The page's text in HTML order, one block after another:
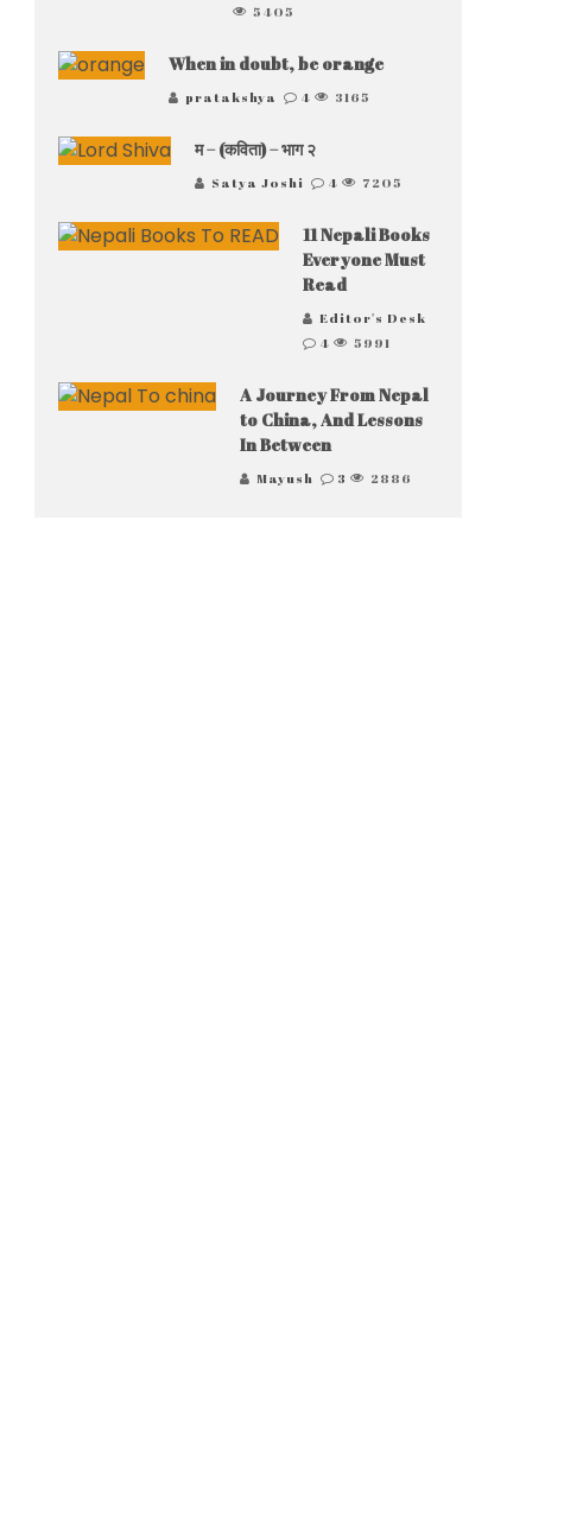
5405
When in doubt, be orange
pratakshya 4 3165
म – (कविता) – भाग २
Satya Joshi 4 7205
11 Nepali Books
Everyone Must
Read
Editor's Desk
4
5991
A Journey From Nepal
to China, And Lessons
In Between
Mayush 3 2886